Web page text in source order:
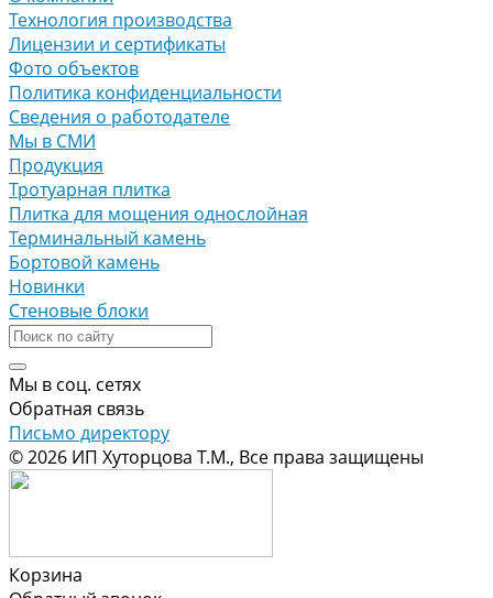
Технология производства
Лицензии и сертификаты
Фото объектов
Политика конфиденциальности
Сведения о работодателе
Мы в СМИ
Продукция
Тротуарная плитка
Плитка для мощения однослойная
Терминальный камень
Бортовой камень
Новинки
Стеновые блоки
Мы в соц. сетях
Обратная связь
Письмо директору
© 2026 ИП Хуторцова Т.М., Все права защищены
Корзина